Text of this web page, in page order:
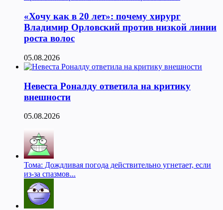
«Хочу как в 20 лет»: почему хирург
Владимир Орловский против низкой линии
роста волос
05.08.2026
Невеста Роналду ответила на критику
внешности
05.08.2026
Тома: Дождливая погода действительно угнетает, если
из-за спазмов...